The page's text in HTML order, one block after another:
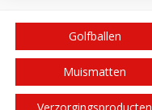
Golfballen
Muismatten